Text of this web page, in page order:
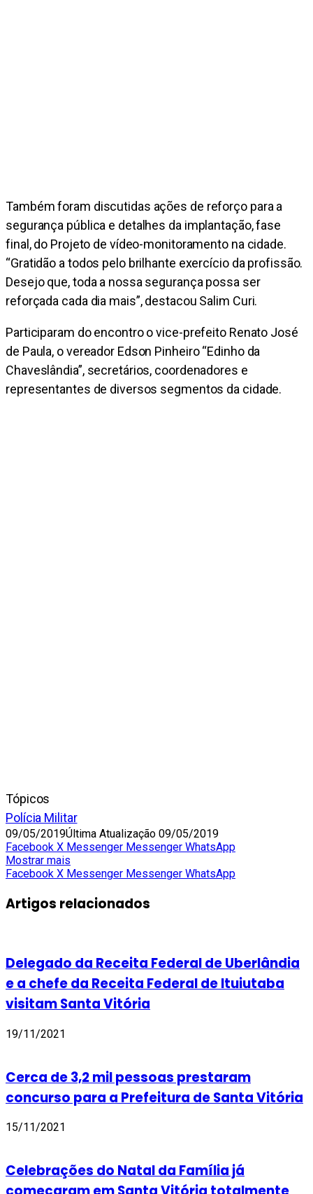
Também foram discutidas ações de reforço para a
segurança pública e detalhes da implantação, fase
final, do Projeto de vídeo-monitoramento na cidade.
“Gratidão a todos pelo brilhante exercício da profissão.
Desejo que, toda a nossa segurança possa ser
reforçada cada dia mais”, destacou Salim Curi.
Participaram do encontro o vice-prefeito Renato José
de Paula, o vereador Edson Pinheiro “Edinho da
Chaveslândia”, secretários, coordenadores e
representantes de diversos segmentos da cidade.
Tópicos
Polícia Militar
09/05/2019Última Atualização 09/05/2019
Facebook X Messenger Messenger WhatsApp
Mostrar mais
Facebook X Messenger Messenger WhatsApp
Artigos relacionados
Delegado da Receita Federal de Uberlândia
e a chefe da Receita Federal de Ituiutaba
visitam Santa Vitória
19/11/2021
Cerca de 3,2 mil pessoas prestaram
concurso para a Prefeitura de Santa Vitória
15/11/2021
Celebrações do Natal da Família já